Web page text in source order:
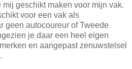
mij geschikt maken voor mijn vak.
voor een vak als
geen autocoureur of Tweede
je daar een heel eigen
en aangepast zenuwstelsel